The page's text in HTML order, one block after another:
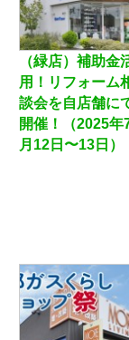
（緑店）補助金
用！リフォーム
談会を自店舗に
開催！（2025年
月12日〜13日